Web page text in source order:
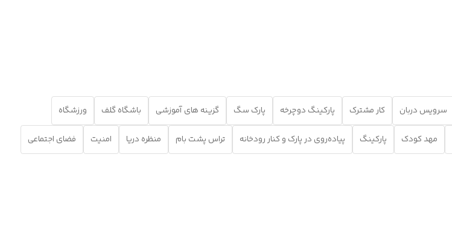
سرویس دربان کار مشترک پارکینگ دوچرخه پارک سگ گزینه های آموزشی باشگاه گلف ورزشگاه
مهد کودک پارکینگ پیاده‌روی در پارک و کنار رودخانه تراس پشت بام منظره دریا امنیت فضای اجتماعی